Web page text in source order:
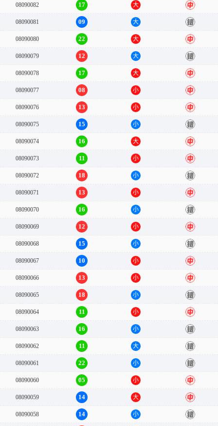
08090082 17 大 中
08090081 09 大 错
08090080 22 大 中
08090079 12 大 错
08090078 17 大 中
08090077 08 小 中
08090076 13 小 中
08090075 15 小 错
08090074 16 大 中
08090073 11 小 中
08090072 18 小 错
08090071 13 小 中
08090070 16 小 错
08090069 12 小 中
08090068 15 小 错
08090067 10 小 中
08090066 13 小 中
08090065 18 小 错
08090064 11 小 中
08090063 16 小 错
08090062 11 大 错
08090061 22 小 错
08090060 05 小 中
08090059 14 大 中
08090058 14 小 错